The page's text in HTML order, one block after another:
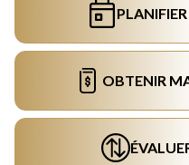
OBTENIR